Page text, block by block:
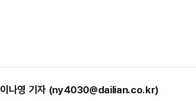
이나영 기자 (ny4030@dailian.co.kr)